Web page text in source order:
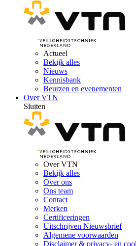
Actueel
Bekijk alles
Nieuws
Kennisbank
Beurzen en evenementen
Over VTN
Sluiten
Over VTN
Bekijk alles
Over ons
Ons team
Contact
Merken
Certificeringen
Uitschrijven Nieuwsbrief
Algemene voorwaarden
Disclaimer & privacy- en